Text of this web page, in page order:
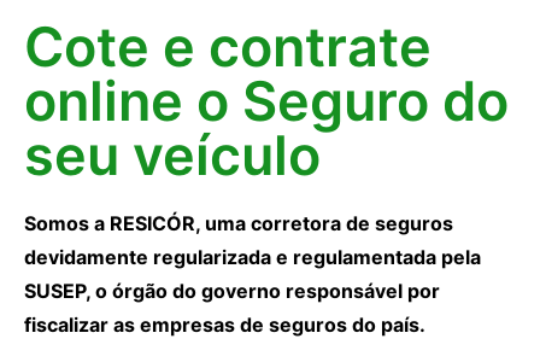
Cote e contrate
online o Seguro do
seu veículo
Somos a RESICÓR, uma corretora de seguros
devidamente regularizada e regulamentada pela
SUSEP, o órgão do governo responsável por
fiscalizar as empresas de seguros do país.